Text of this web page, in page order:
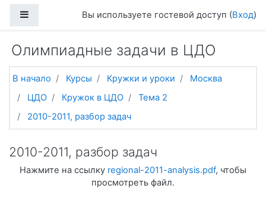
Боковая панельВы используете гостевой доступ (Вход)
Олимпиадные задачи в ЦДО
В начало Курсы Кружки и уроки
Москва
ЦДО
Кружок в ЦДО
Тема 2
2010-2011, разбор задач
2010-2011, разбор задач
Нажмите на ссылку regional-2011-analysis.pdf, чтобы
просмотреть файл.